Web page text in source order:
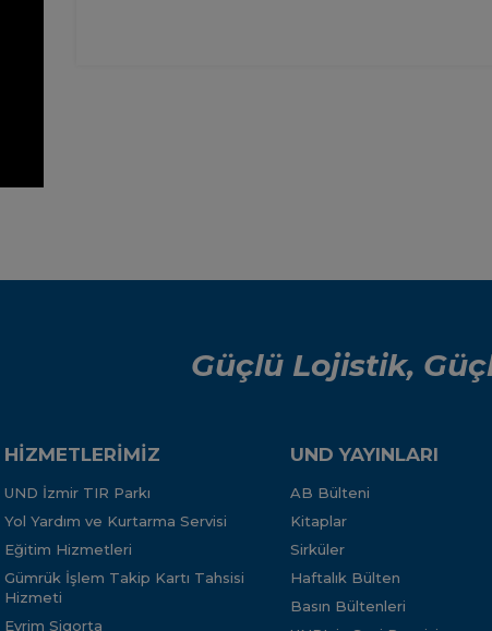
Güçlü Lojistik,
HİZMETLERİMİZ
UND İzmir TIR Parkı
Yol Yardım ve Kurtarma Servisi
Eğitim Hizmetleri
Gümrük İşlem Takip Kartı Tahsisi
Hizmeti
Evrim Sigorta
UND YAYINLARI
AB Bülteni
Kitaplar
Sirküler
Haftalık Bülten
Basın Bültenleri